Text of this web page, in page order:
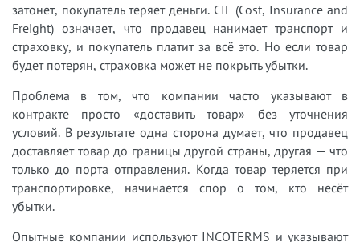
затонет, покупатель теряет деньги. CIF (Cost, Insurance and
Freight) означает, что продавец нанимает транспорт и
страховку, и покупатель платит за всё это. Но если товар
будет потерян, страховка может не покрыть убытки.
Проблема в том, что компании часто указывают в
контракте просто «доставить товар» без уточнения
условий. В результате одна сторона думает, что продавец
доставляет товар до границы другой страны, другая — что
только до порта отправления. Когда товар теряется при
транспортировке, начинается спор о том, кто несёт
убытки.
Опытные компании используют INCOTERMS и указывают